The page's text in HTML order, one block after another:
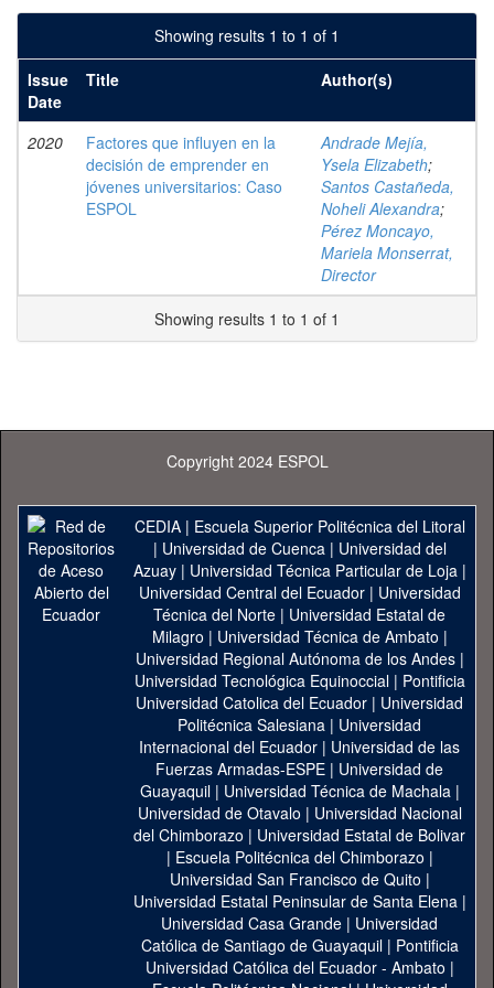
Showing results 1 to 1 of 1
Issue
Date
Title Author(s)
2020
Factores que influyen en la
decisión de emprender en
jóvenes universitarios: Caso
ESPOL
Andrade Mejía,
Ysela Elizabeth;
Santos Castañeda,
Noheli Alexandra;
Pérez Moncayo,
Mariela Monserrat,
Director
Showing results 1 to 1 of 1
Copyright 2024 ESPOL
CEDIA| Escuela Superior Politécnica del Litoral
| Universidad de Cuenca| Universidad del
Azuay| Universidad Técnica Particular de Loja|
Universidad Central del Ecuador| Universidad
Técnica del Norte | Universidad Estatal de
Milagro | Universidad Técnica de Ambato |
Universidad Regional Autónoma de los Andes|
Universidad Tecnológica Equinoccial| Pontificia
Universidad Catolica del Ecuador | Universidad
Politécnica Salesiana | Universidad
Internacional del Ecuador | Universidad de las
Fuerzas Armadas-ESPE | Universidad de
Guayaquil| Universidad Técnica de Machala|
Universidad de Otavalo | Universidad Nacional
del Chimborazo | Universidad Estatal de Bolivar
| Escuela Politécnica del Chimborazo |
Universidad San Francisco de Quito |
Universidad Estatal Peninsular de Santa Elena|
Universidad Casa Grande | Universidad
Católica de Santiago de Guayaquil| Pontificia
Universidad Católica del Ecuador - Ambato |